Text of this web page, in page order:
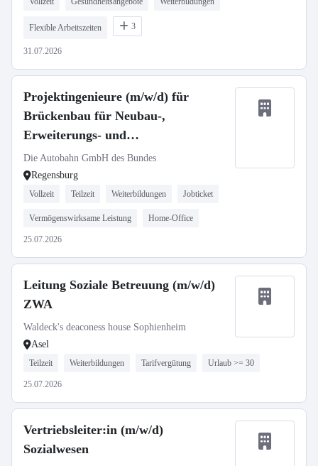
Flexible Arbeitszeiten 3
31.07.2026
Projektingenieure (m/w/d) für
Brückenbau für Neubau-,
Erweiterungs- und
Erhaltungsmaßnahmen
Die Autobahn GmbH des Bundes
Regensburg
Vollzeit Teilzeit Weiterbildungen Jobticket
Vermögenswirksame Leistung Home-Office
25.07.2026
Leitung Soziale Betreuung (m/w/d)
ZWA
Waldeck's deaconess house Sophienheim
Asel
Teilzeit Weiterbildungen Tarifvergütung Urlaub >= 30
25.07.2026
Vertriebsleiter:in (m/w/d)
Sozialwesen